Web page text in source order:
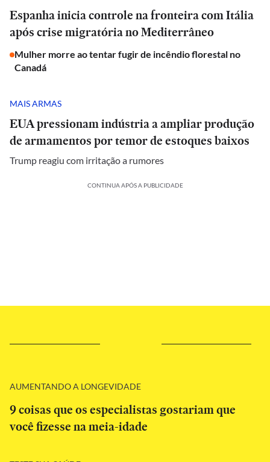
Espanha inicia controle na fronteira com Itália
após crise migratória no Mediterrâneo
Mulher morre ao tentar fugir de incêndio florestal no
Canadá
MAIS ARMAS
EUA pressionam indústria a ampliar produção
de armamentos por temor de estoques baixos
Trump reagiu com irritação a rumores
CONTINUA APÓS A PUBLICIDADE
AUMENTANDO A LONGEVIDADE
9 coisas que os especialistas gostariam que
você fizesse na meia-idade